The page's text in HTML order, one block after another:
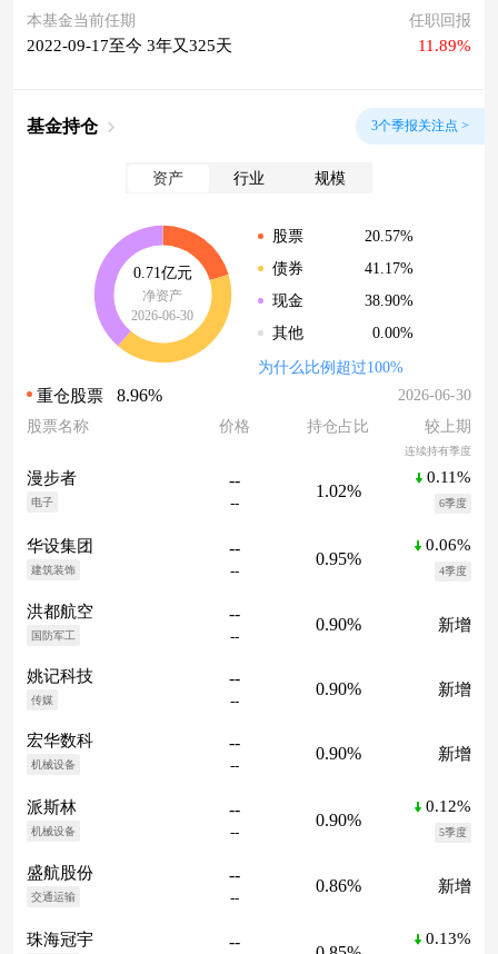
本基金当前任期
2022-09-17至今 3年又325天
任职回报
11.89%
基金持仓 3个季报关注点 >
资产 行业 规模
0.71亿元
净资产
2026-06-30
股票
20.57%
债券
41.17%
现金
38.90%
其他
0.00%
为什么比例超过100%
重仓股票 8.96%
2026-06-30
股票名称
价格 持仓占比 较上期
连续持有季度
漫步者
电子
--
--
1.02%
0.11%
6季度
华设集团
建筑装饰
--
--
0.95%
0.06%
4季度
洪都航空
国防军工
--
--
0.90% 新增
姚记科技
传媒
--
--
0.90% 新增
宏华数科
机械设备
--
--
0.90% 新增
派斯林
机械设备
--
--
0.90%
0.12%
5季度
盛航股份
交通运输
--
--
0.86% 新增
珠海冠宇 -- 0.13%